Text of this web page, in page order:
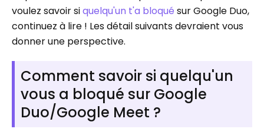
voulez savoir siquelqu'un t'a bloqué sur Google Duo,
continuez à lire ! Les détail suivants devraient vous
donner une perspective.
Comment savoir si quelqu'un
vous a bloqué sur Google
Duo/Google Meet ?